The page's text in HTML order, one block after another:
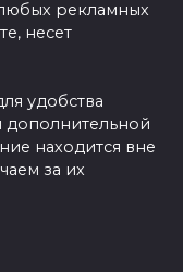
рекламных
несет
удобства
дополнительной
находится вне
за их